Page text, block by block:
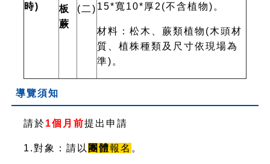
時)
板
蕨
(二) 15*寬10*厚2(不含植物)。
材料：松木、蕨類植物(木頭材
質、植株種類及尺寸依現場為
準)。
導覽須知
請於1個月前提出申請
1.對象：請以 團體報名 。